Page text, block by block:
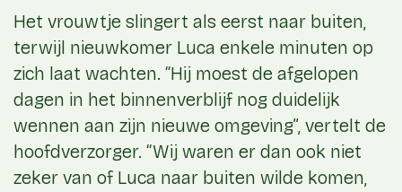
Het vrouwtje slingert als eerst naar buiten,
terwijl nieuwkomer Luca enkele minuten op
zich laat wachten. “Hij moest de afgelopen
dagen in het binnenverblijf nog duidelijk
wennen aan zijn nieuwe omgeving”, vertelt de
hoofdverzorger. “Wij waren er dan ook niet
zeker van of Luca naar buiten wilde komen,